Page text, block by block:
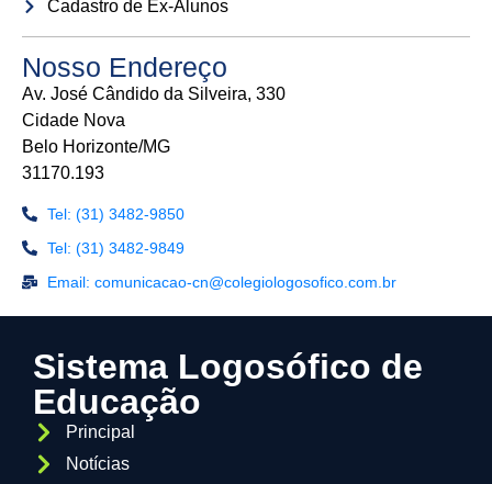
Cadastro de Ex-Alunos
Nosso Endereço
Av. José Cândido da Silveira, 330
Cidade Nova
Belo Horizonte/MG
31170.193
Tel: (31) 3482-9850
Tel: (31) 3482-9849
Email: comunicacao-cn@colegiologosofico.com.br
Sistema Logosófico de
Educação
Principal
Notícias